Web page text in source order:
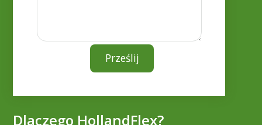
Prześlij
Dlaczego HollandFlex?